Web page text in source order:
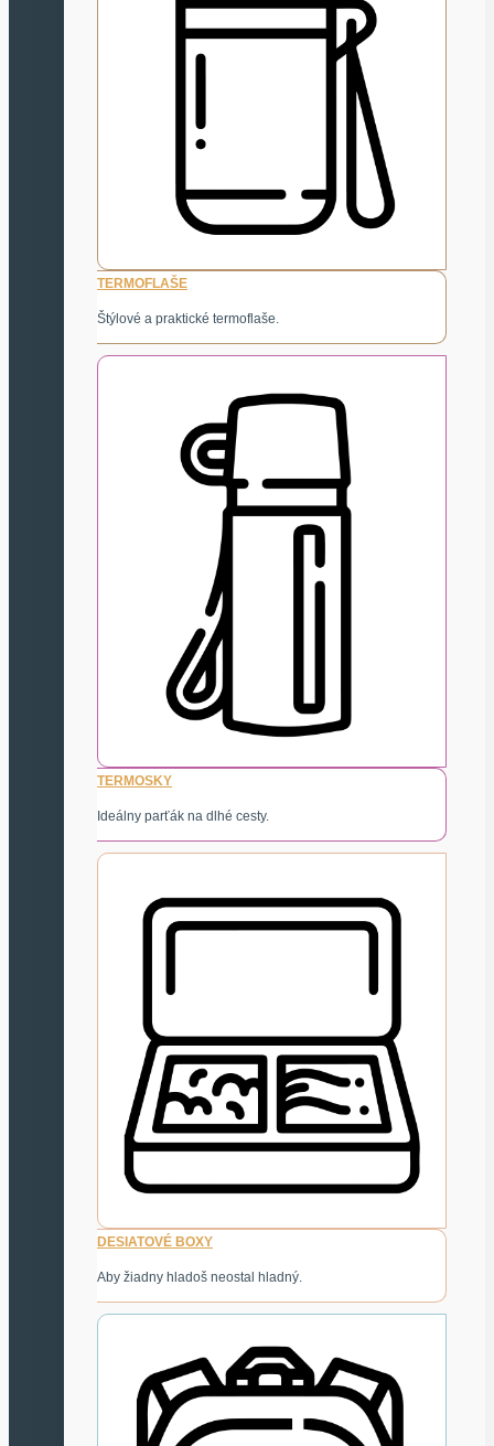
TERMOFLAŠE
Štýlové a praktické termoflaše.
TERMOSKY
Ideálny parťák na dlhé cesty.
DESIATOVÉ BOXY
Aby žiadny hladoš neostal hladný.